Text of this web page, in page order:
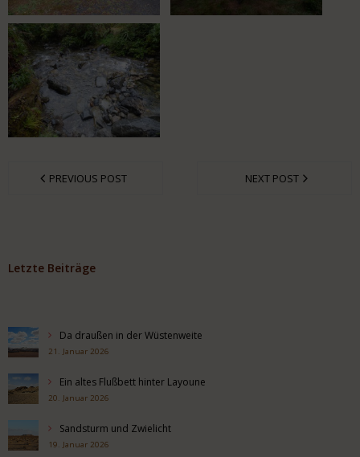
PREVIOUS POST NEXT POST
Letzte Beiträge
Da draußen in der Wüstenweite
21. Januar 2026
Ein altes Flußbett hinter Layoune
20. Januar 2026
Sandsturm und Zwielicht
19. Januar 2026